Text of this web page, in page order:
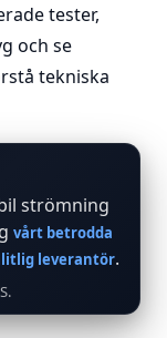
tester,
och se
tekniska
strömning
vårt betrodda
leverantör.